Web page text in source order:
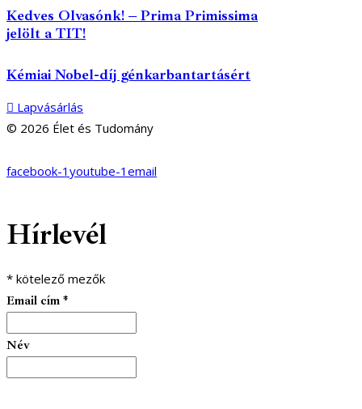
Kedves Olvasónk! – Prima Primissima
jelölt a TIT!
Kémiai Nobel-díj génkarbantartásért
Lapvásárlás
© 2026 Élet és Tudomány
facebook-1 youtube-1 email
Hírlevél
* kötelező mezők
Email cím *
Név